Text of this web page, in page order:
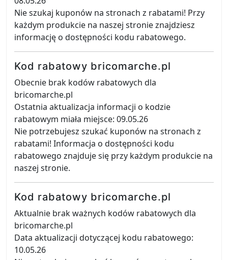
Nie szukaj kuponów na stronach z rabatami! Przy
każdym produkcie na naszej stronie znajdziesz
informację o dostępności kodu rabatowego.
Kod rabatowy bricomarche.pl
Obecnie brak kodów rabatowych dla
bricomarche.pl
Ostatnia aktualizacja informacji o kodzie
rabatowym miała miejsce: 09.05.26
Nie potrzebujesz szukać kuponów na stronach z
rabatami! Informacja o dostępności kodu
rabatowego znajduje się przy każdym produkcie na
naszej stronie.
Kod rabatowy bricomarche.pl
Aktualnie brak ważnych kodów rabatowych dla
bricomarche.pl
Data aktualizacji dotyczącej kodu rabatowego:
10.05.26